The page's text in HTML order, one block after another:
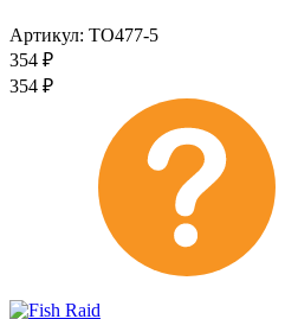
Артикул: TO477-5
354 ₽
354 ₽